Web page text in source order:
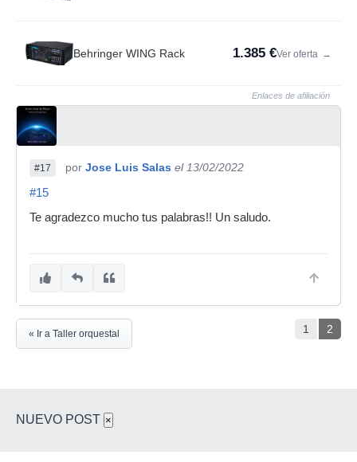
Behringer WING Rack 1.385 €Ver oferta →
Enlaces de afiliación
#17 por Jose Luis Salas el 13/02/2022
#15
Te agradezco mucho tus palabras!! Un saludo.
1 2
« Ir a Taller orquestal
NUEVO POST ×